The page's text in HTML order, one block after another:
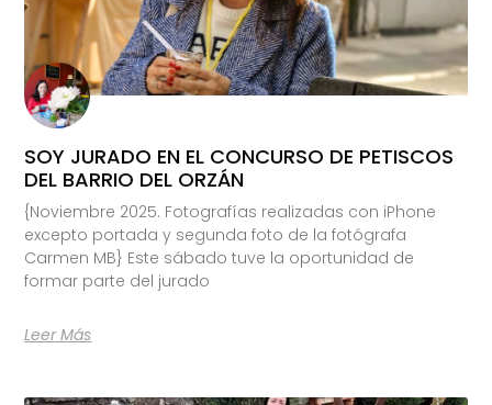
SOY JURADO EN EL CONCURSO DE PETISCOS
DEL BARRIO DEL ORZÁN
{Noviembre 2025. Fotografías realizadas con iPhone
excepto portada y segunda foto de la fotógrafa
Carmen MB} Este sábado tuve la oportunidad de
formar parte del jurado
Leer Más